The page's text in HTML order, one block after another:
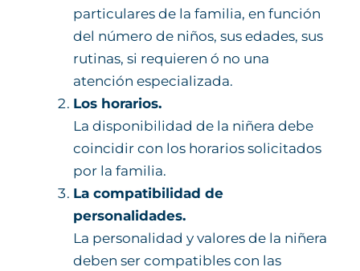
particulares de la familia, en función
del número de niños, sus edades, sus
rutinas, si requieren ó no una
atención especializada.
Los horarios.
La disponibilidad de la niñera debe
coincidir con los horarios solicitados
por la familia.
La compatibilidad de
personalidades.
La personalidad y valores de la niñera
deben ser compatibles con las